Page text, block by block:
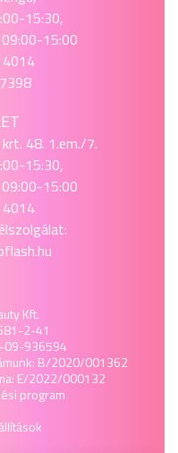
15:30,
15:00
48. 1.em./7.
15:30,
15:00
Kft.
2-41
09-936594
B/2020/001362
E/2022/000132
program